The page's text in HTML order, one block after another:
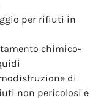
per rifiuti in
chimico-
di
non pericolosi e